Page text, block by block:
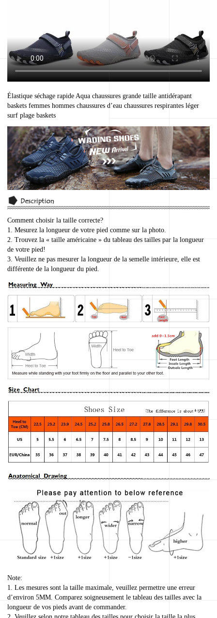
Élastique séchage rapide Aqua chaussures grande taille antidérapant
baskets femmes hommes chaussures d’eau chaussures respirantes léger
surf plage baskets
Comment choisir la taille correcte?
1. Mesurez la longueur de votre pied comme sur la photo.
2. Trouvez la « taille américaine » du tableau des tailles par la longueur
de votre pied!
3. Veuillez ne pas mesurer la longueur de la semelle intérieure, elle est
différente de la longueur du pied.
Note:
1. Les mesures sont la taille maximale, veuillez permettre une erreur
d’environ 5MM. Comparez soigneusement le tableau des tailles avec la
longueur de vos pieds avant de commander.